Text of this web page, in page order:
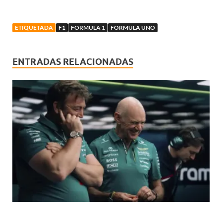
ETIQUETADA F1 FORMULA 1 FORMULA UNO
ENTRADAS RELACIONADAS